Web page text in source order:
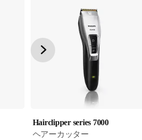
Hairclipper series 7000
ヘアーカッター